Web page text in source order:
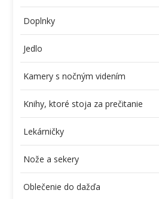
Doplnky
Jedlo
Kamery s nočným videním
Knihy, ktoré stoja za prečitanie
Lekárničky
Nože a sekery
Oblečenie do dažďa